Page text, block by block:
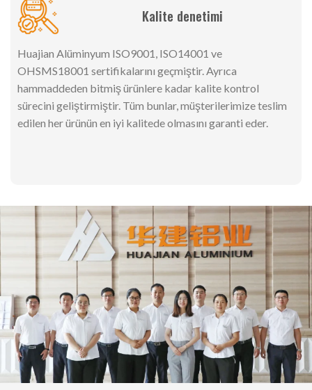
Kalite denetimi
Huajian Alüminyum ISO9001, ISO14001 ve
OHSMS18001 sertifikalarını geçmiştir. Ayrıca
hammaddeden bitmiş ürünlere kadar kalite kontrol
sürecini geliştirmiştir. Tüm bunlar, müşterilerimize teslim
edilen her ürünün en iyi kalitede olmasını garanti eder.